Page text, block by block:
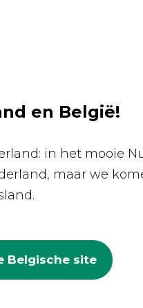
en België!
in het mooie
maar we
Belgische site